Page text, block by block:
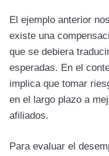
El ejemplo anterior
existe una
que se debiera
esperadas. En el
implica que tomar
en el largo plazo a
afiliados.
Para evaluar el